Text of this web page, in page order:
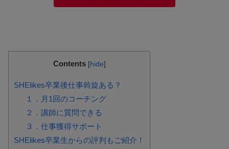
Contents [hide]
SHElikes卒業後仕事斡旋ある？
１．月1回のコーチング
２．講師に質問できる
３．仕事獲得サポート
SHElikes卒業生からの評判もご紹介！